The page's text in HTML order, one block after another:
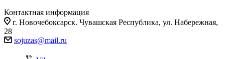
Контактная информация
г. Новочебоксарск. Чувашская Республика, ул. Набережная,
28
sojuzas@mail.ru